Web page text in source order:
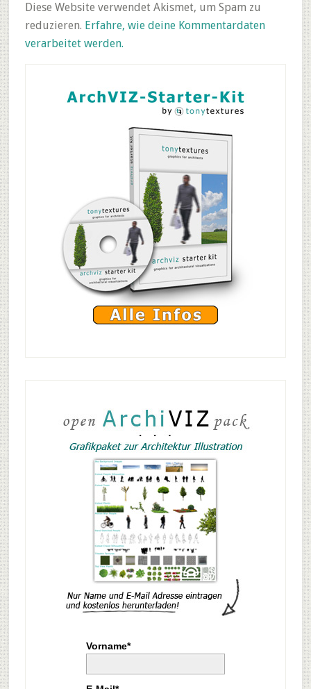
Diese Website verwendet Akismet, um Spam zu
reduzieren. Erfahre, wie deine Kommentardaten
verarbeitet werden.
Sidebar
Vorname*